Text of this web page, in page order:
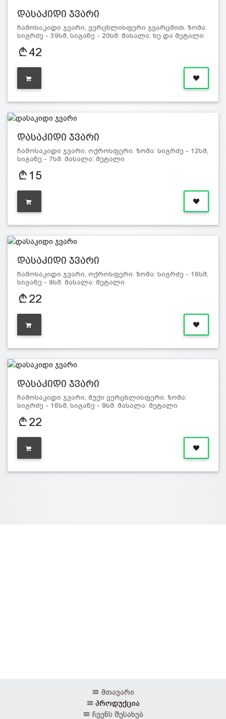
დასაკიდი ჯვარი
ჩამოსაკიდი ჯვარი, ვერცხლისფერი ჯვარცმით. ზომა:
სიგრძე - 39სმ, სიგანე - 20სმ. მასალა: ხე და მეტალი
42
დასაკიდი ჯვარი
ჩამოსაკიდი ჯვარი, ოქროსფერი. ზომა: სიგრძე - 12სმ,
სიგანე - 7სმ. მასალა: მეტალი
15
დასაკიდი ჯვარი
ჩამოსაკიდი ჯვარი, ოქროსფერი. ზომა: სიგრძე - 16სმ,
სიგანე - 9სმ. მასალა: მეტალი
22
დასაკიდი ჯვარი
ჩამოსაკიდი ჯვარი, მუქი ვერცხლისფერი. ზომა:
სიგრძე - 16სმ, სიგანე - 9სმ. მასალა: მეტალი
22
მთავარი
პროდუქცია
ჩვენს შესახებ